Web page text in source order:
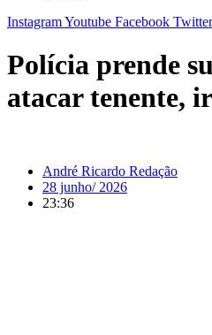
InstagramYoutube Facebook Twitter
Polícia prende
atacar tenente,
André Ricardo Redação
28 junho/ 2026
23:36